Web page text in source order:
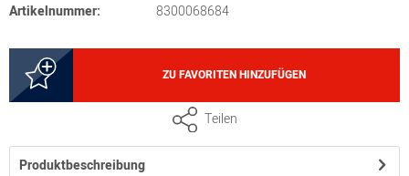
Artikelnummer:
8300068684
ZU FAVORITEN HINZUFÜGEN
Teilen
Produktbeschreibung